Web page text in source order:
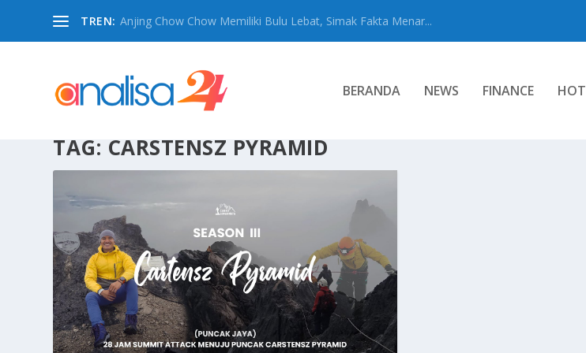
TREN: Anjing Chow Chow Memiliki Bulu Lebat, Simak Fakta Menar...
BERANDA NEWS FINANCE HOT
TAG: CARSTENSZ PYRAMID